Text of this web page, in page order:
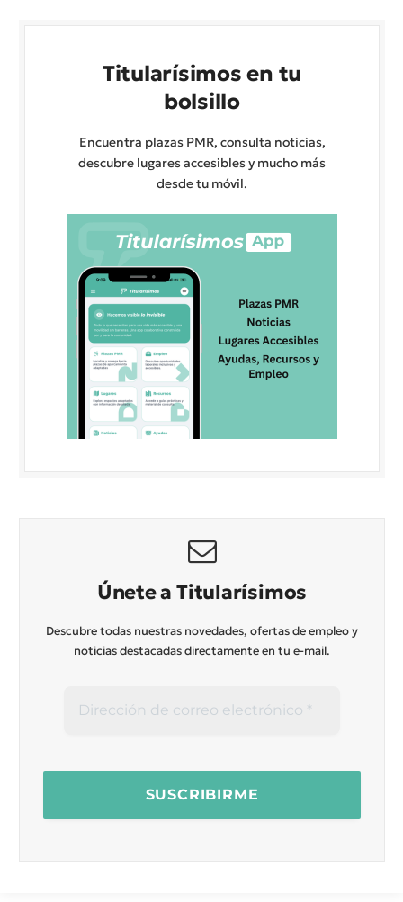
Titularísimos en tu
bolsillo
Encuentra plazas PMR, consulta noticias,
descubre lugares accesibles y mucho más
desde tu móvil.
Únete a Titularísimos
Descubre todas nuestras novedades, ofertas de empleo y
noticias destacadas directamente en tu e-mail.